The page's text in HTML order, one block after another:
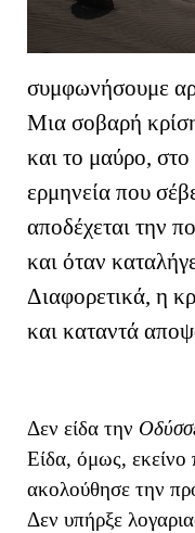
συμφωνήσουμε
Μια σοβαρή
και το μαύρο,
ερμηνεία που
αποδέχεται την
και όταν
Διαφορετικά, η
και καταντά
Δεν είδα την
Είδα, όμως, εκείνο
ακολούθησε την
Δεν υπήρξε